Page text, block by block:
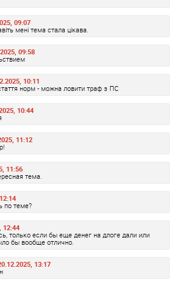
09:07
мені тема стала цікава.
09:58
10:11
норм - можна ловити траф з ПС
10:44
11:12
11:56
тема.
по теме?
12:44
только если бы еще денег на длоге дали или
бы вообще отлично.
13:17